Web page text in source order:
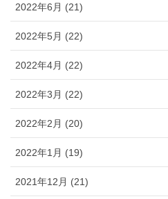
2022年6月 (21)
2022年5月 (22)
2022年4月 (22)
2022年3月 (22)
2022年2月 (20)
2022年1月 (19)
2021年12月 (21)